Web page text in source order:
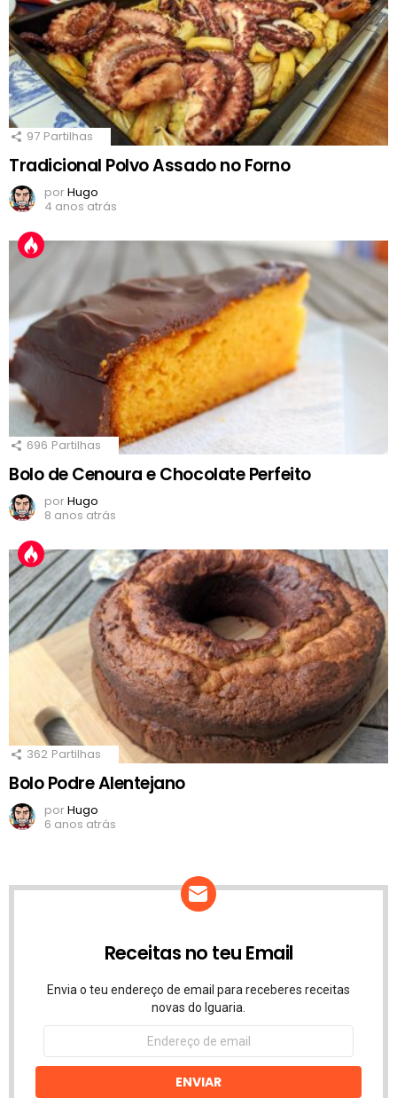
97 Partilhas
Tradicional Polvo Assado no Forno
porHugo
4 anos atrás
696 Partilhas
Bolo de Cenoura e Chocolate Perfeito
porHugo
8 anos atrás
362 Partilhas
Bolo Podre Alentejano
porHugo
6 anos atrás
Receitas no teu Email
Envia o teu endereço de email para receberes receitas
novas do Iguaria.
Endereço
email
ENVIAR